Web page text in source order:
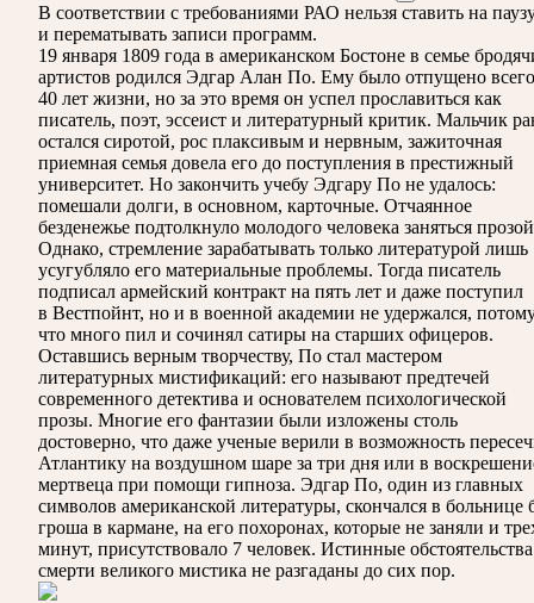
В соответствии с требованиями РАО нельзя ставить на
и перематывать записи программ.
19 января 1809 года в американском Бостоне в семье
артистов родился Эдгар Алан По. Ему было отпущено всего
40 лет жизни, но за это время он успел прославиться как
писатель, поэт, эссеист и литературный критик. Мальчик
остался сиротой, рос плаксивым и нервным, зажиточная
приемная семья довела его до поступления в престижный
университет. Но закончить учебу Эдгару По не удалось:
помешали долги, в основном, карточные. Отчаянное
безденежье подтолкнуло молодого человека заняться
Однако, стремление зарабатывать только литературой лишь
усугубляло его материальные проблемы. Тогда писатель
подписал армейский контракт на пять лет и даже поступил
в Вестпойнт, но и в военной академии не удержался,
что много пил и сочинял сатиры на старших офицеров.
Оставшись верным творчеству, По стал мастером
литературных мистификаций: его называют предтечей
современного детектива и основателем психологической
прозы. Многие его фантазии были изложены столь
достоверно, что даже ученые верили в возможность
Атлантику на воздушном шаре за три дня или в
мертвеца при помощи гипноза. Эдгар По, один из главных
символов американской литературы, скончался в больнице
гроша в кармане, на его похоронах, которые не заняли и
минут, присутствовало 7 человек. Истинные обстоятельства
смерти великого мистика не разгаданы до сих пор.